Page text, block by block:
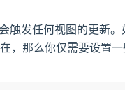
触发任何视图的更新
，那么你仅需要设置一